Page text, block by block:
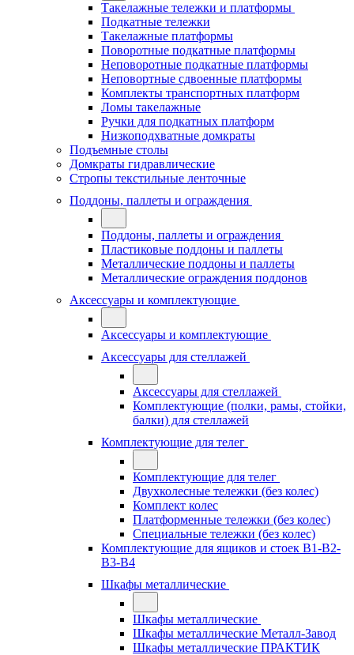
Такелажные тележки и платформы
Подкатные тележки
Такелажные платформы
Поворотные подкатные платформы
Неповоротные подкатные платформы
Неповортные сдвоенные платформы
Комплекты транспортных платформ
Ломы такелажные
Ручки для подкатных платформ
Низкоподхватные домкраты
Подъемные столы
Домкраты гидравлические
Стропы текстильные ленточные
Поддоны, паллеты и ограждения
Поддоны, паллеты и ограждения
Пластиковые поддоны и паллеты
Металлические поддоны и паллеты
Металлические ограждения поддонов
Аксессуары и комплектующие
Аксессуары и комплектующие
Аксессуары для стеллажей
Аксессуары для стеллажей
Комплектующие (полки, рамы, стойки,
балки) для стеллажей
Комплектующие для телег
Комплектующие для телег
Двухколесные тележки (без колес)
Комплект колес
Платформенные тележки (без колес)
Специальные тележки (без колес)
Комплектующие для ящиков и стоек В1-В2-
В3-В4
Шкафы металлические
Шкафы металлические
Шкафы металлические Металл-Завод
Шкафы металлические ПРАКТИК